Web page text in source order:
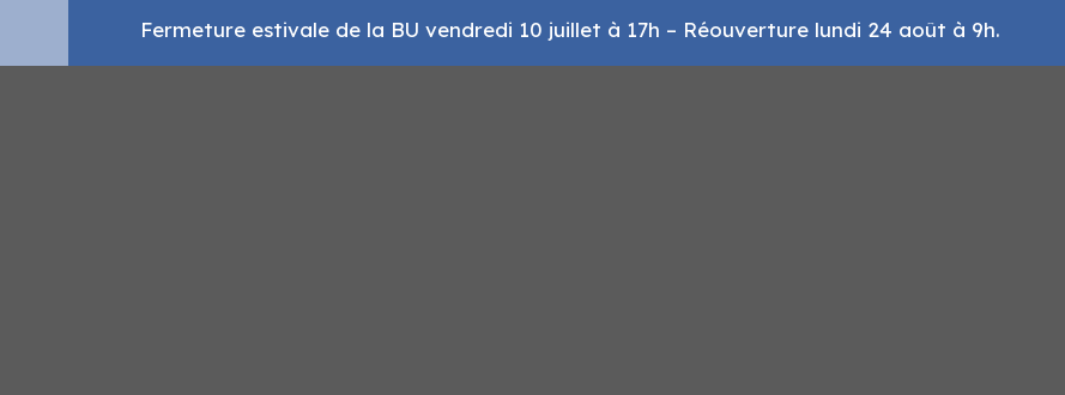
Fermeture estivale de la BU vendredi 10 juillet à 17h – Réouverture lundi 24 août à 9h.